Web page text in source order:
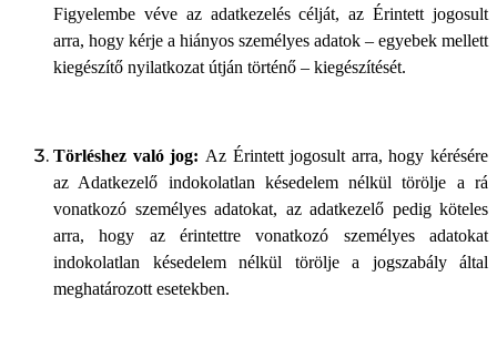
Figyelembe véve az adatkezelés célját, az Érintett jogosult
arra, hogy kérje a hiányos személyes adatok – egyebek mellett
kiegészítő nyilatkozat útján történő – kiegészítését.
Törléshez való jog: Az Érintett jogosult arra, hogy kérésére
az Adatkezelő indokolatlan késedelem nélkül törölje a rá
vonatkozó személyes adatokat, az adatkezelő pedig köteles
arra, hogy az érintettre vonatkozó személyes adatokat
indokolatlan késedelem nélkül törölje a jogszabály által
meghatározott esetekben.